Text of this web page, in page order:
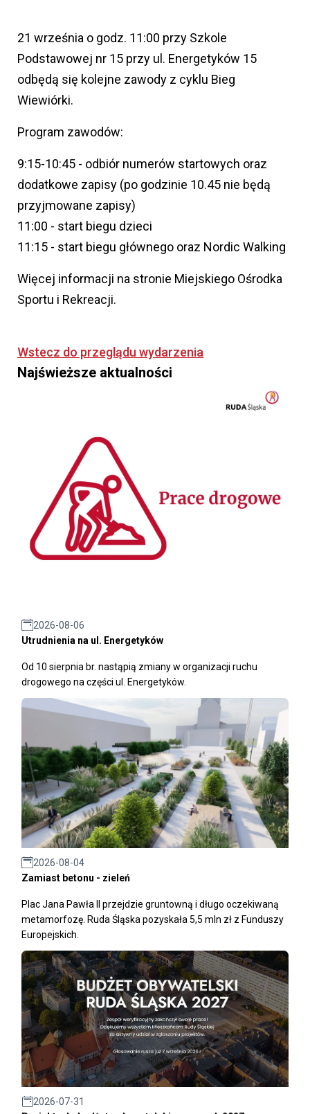
21 września o godz. 11:00 przy Szkole
Podstawowej nr 15 przy ul. Energetyków 15
odbędą się kolejne zawody z cyklu Bieg
Wiewiórki.
Program zawodów:
9:15-10:45 - odbiór numerów startowych oraz
dodatkowe zapisy (po godzinie 10.45 nie będą
przyjmowane zapisy)
11:00 - start biegu dzieci
11:15 - start biegu głównego oraz Nordic Walking
Więcej informacji na stronie Miejskiego Ośrodka
Sportu i Rekreacji.
Wstecz do przeglądu wydarzenia
Najświeższe aktualności
2026-08-06
Utrudnienia na ul. Energetyków
Od 10 sierpnia br. nastąpią zmiany w organizacji ruchu
drogowego na części ul. Energetyków.
2026-08-04
Zamiast betonu - zieleń
Plac Jana Pawła II przejdzie gruntowną i długo oczekiwaną
metamorfozę. Ruda Śląska pozyskała 5,5 mln zł z Funduszy
Europejskich.
2026-07-31